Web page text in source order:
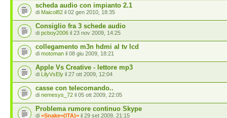
scheda audio con impianto 2.1
di Maicol82 il 02 gen 2010, 18:35
Consiglio fra 3 schede audio
di pcboy2006 il 23 nov 2009, 14:25
collegamento m3n hdmi al tv lcd
di motoman il 08 giu 2009, 18:21
Apple Vs Creative - lettore mp3
di LilyVsEly il 27 ott 2009, 12:04
casse con telecomando..
di nemesys_72 il 05 ott 2009, 22:05
Problema rumore continuo Skype
di =Snake=(ITA)= il 29 set 2009, 21:15